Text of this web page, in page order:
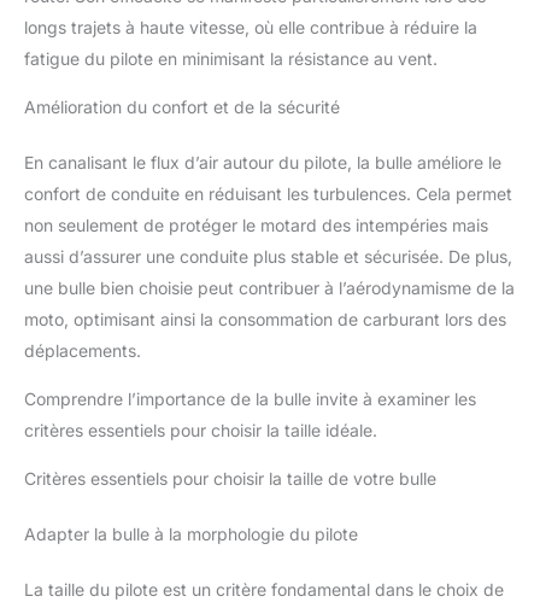
longs trajets à haute vitesse, où elle contribue à réduire la
fatigue du pilote en minimisant la résistance au vent.
Amélioration du confort et de la sécurité
En canalisant le flux d’air autour du pilote, la bulle améliore le
confort de conduite en réduisant les turbulences. Cela permet
non seulement de protéger le motard des intempéries mais
aussi d’assurer une conduite plus stable et sécurisée. De plus,
une bulle bien choisie peut contribuer à l’aérodynamisme de la
moto, optimisant ainsi la consommation de carburant lors des
déplacements.
Comprendre l’importance de la bulle invite à examiner les
critères essentiels pour choisir la taille idéale.
Critères essentiels pour choisir la taille de votre bulle
Adapter la bulle à la morphologie du pilote
La taille du pilote est un critère fondamental dans le choix de